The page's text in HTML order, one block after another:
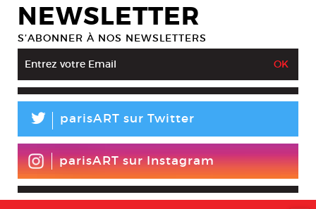
NEWSLETTER
S’ABONNER À NOS NEWSLETTERS
L parisART sur Twitter
parisART sur Instagram